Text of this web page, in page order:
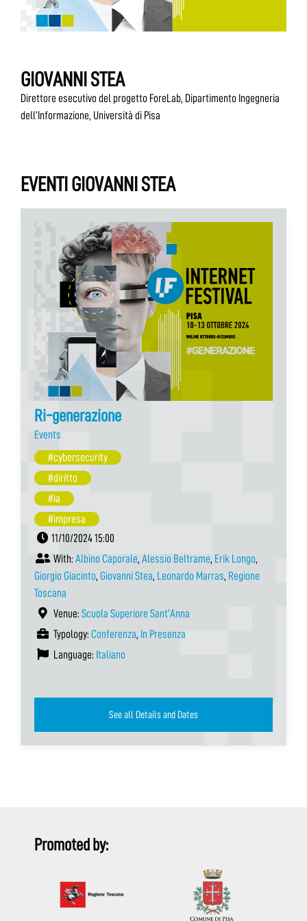
GIOVANNI STEA
Direttore esecutivo del progetto ForeLab, Dipartimento Ingegneria
dell’Informazione, Università di Pisa
EVENTI GIOVANNI STEA
Ri-generazione
Events
#cybersecurity
#diritto
#ia
#impresa
11/10/2024 15:00
With: Albino Caporale, Alessio Beltrame, Erik Longo,
Giorgio Giacinto, Giovanni Stea, Leonardo Marras, Regione
Toscana
Venue: Scuola Superiore Sant’Anna
Typology: Conferenza, In Presenza
Language: Italiano
See all Details and Dates
Promoted by: